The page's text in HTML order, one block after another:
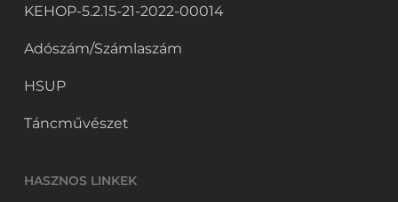
KEHOP-5.2.15-21-2022-00014
Adószám/Számlaszám
HSUP
Táncművészet
HASZNOS LINKEK